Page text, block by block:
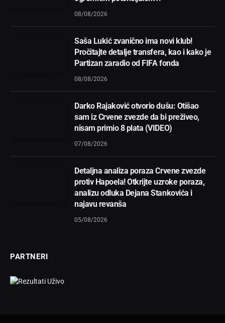
08/08/2026
Saša Lukić zvanično ima novi klub!
Pročitajte detalje transfera, kao i kako je
Partizan zaradio od FIFA fonda
08/08/2026
Darko Rajaković otvorio dušu: Otišao
sam iz Crvene zvezde da bi preživeo,
nisam primio 8 plata (VIDEO)
07/08/2026
Detaljna analiza poraza Crvene zvezde
protiv Hapoela! Otkrijte uzroke poraza,
analizu odluka Dejana Stankovića i
najavu revanša
05/08/2026
PARTNERI